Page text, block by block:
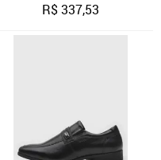
R$337,53